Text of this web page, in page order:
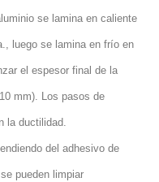
se lamina en caliente
luego se lamina en frío en
el espesor final de la
mm). Los pasos de
la ductilidad.
del adhesivo de
pueden limpiar